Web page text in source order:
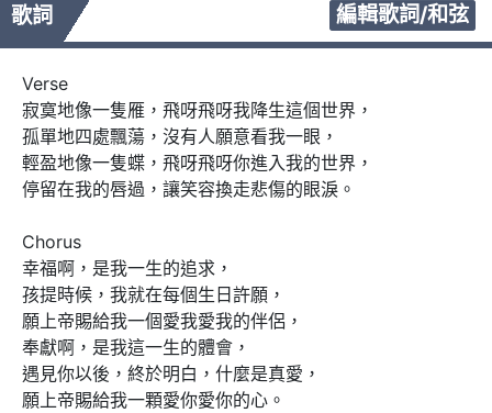
歌詞 編輯歌詞/和弦
Verse
寂寞地像一隻雁，飛呀飛呀我降生這個世界，
孤單地四處飄蕩，沒有人願意看我一眼，
輕盈地像一隻蝶，飛呀飛呀你進入我的世界，
停留在我的唇過，讓笑容換走悲傷的眼淚。
Chorus
幸福啊，是我一生的追求，
孩提時候，我就在每個生日許願，
願上帝賜給我一個愛我愛我的伴侶，
奉獻啊，是我這一生的體會，
遇見你以後，終於明白，什麼是真愛，
願上帝賜給我一顆愛你愛你的心。